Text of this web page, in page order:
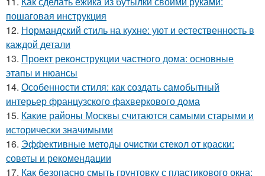
пошаговая инструкция
12. Нормандский стиль на кухне: уют и естественность в
каждой детали
13. Проект реконструкции частного дома: основные
этапы и нюансы
14. Особенности стиля: как создать самобытный
интерьер французского фахверкового дома
15. Какие районы Москвы считаются самыми старыми и
исторически значимыми
16. Эффективные методы очистки стекол от краски:
советы и рекомендации
17. Как безопасно смыть грунтовку с пластикового окна: